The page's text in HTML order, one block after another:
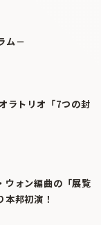
ム－
ラトリオ「7つの封
ウォン編曲の「展覧
邦初演！